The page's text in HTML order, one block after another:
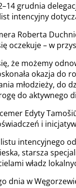
grudnia
intencyjny
Roberta
oczekuje – w
że możemy
okazja do
młodzieży, do
do aktywnego
Edyty
i
intencyjnego
starsza
władz
dnia w